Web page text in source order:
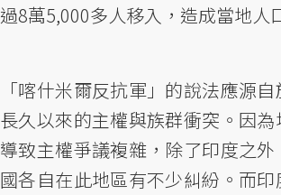
過8萬5,000多人移入，造成當地人
「喀什米爾反抗軍」的說法應源
長久以來的主權與族群衝突。因
導致主權爭議複雜，除了印度之
國各自在此地區有不少糾紛。而